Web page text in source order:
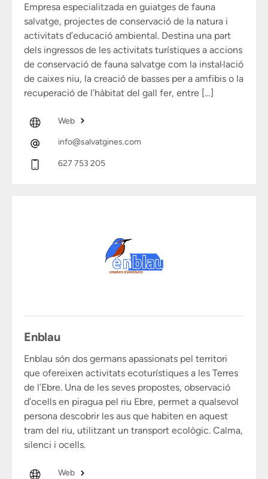
Empresa especialitzada en guiatges de fauna
salvatge, projectes de conservació de la natura i
activitats d’educació ambiental. Destina una part
dels ingressos de les activitats turístiques a accions
de conservació de fauna salvatge com la instal·lació
de caixes niu, la creació de basses per a amfibis o la
recuperació de l’hàbitat del gall fer, entre […]
Web
info@salvatgines.com
627 753 205
Enblau
Enblau són dos germans apassionats pel territori
que ofereixen activitats ecoturístiques a les Terres
de l’Ebre. Una de les seves propostes, observació
d’ocells en piragua pel riu Ebre, permet a qualsevol
persona descobrir les aus que habiten en aquest
tram del riu, utilitzant un transport ecològic. Calma,
silenci i ocells.
Web